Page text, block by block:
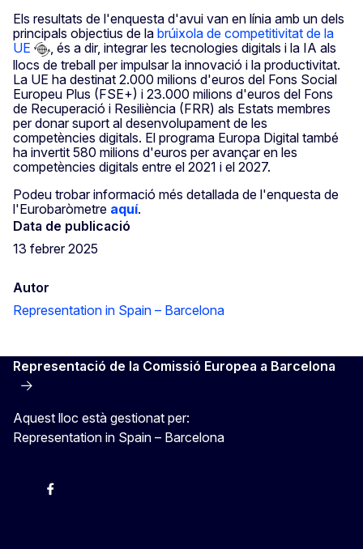
Els resultats de l'enquesta d'avui van en línia amb un dels
principals objectius de la brúixola de competitivitat de la
UE
, és a dir, integrar les tecnologies digitals i la IA als
llocs de treball per impulsar la innovació i la productivitat.
La UE ha destinat 2.000 milions d'euros del Fons Social
Europeu Plus (FSE+) i 23.000 milions d'euros del Fons
de Recuperació i Resiliència (FRR) als Estats membres
per donar suport al desenvolupament de les
competències digitals. El programa Europa Digital també
ha invertit 580 milions d'euros per avançar en les
competències digitals entre el 2021 i el 2027.
Podeu trobar informació més detallada de l'enquesta de
l'Eurobaròmetre aquí.
Data de publicació
13 febrer 2025
Autor
Representation in Spain – Barcelona
Representació de la Comissió Europea a Barcelona
Aquest lloc està gestionat per:
Representation in Spain – Barcelona
InstagramFacebook